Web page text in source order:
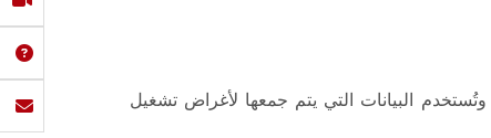
البيانات التي يتم جمعها لأغراض تشغيل